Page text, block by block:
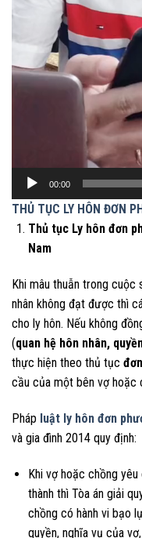
00:00
THỦ TỤC LY HÔN ĐƠN
Thủ tục Ly hôn đơn
Nam
Khi mâu thuẫn trong
nhân không đạt được thì
cho ly hôn. Nếu không
(quan hệ hôn nhân,
thực hiện theo thủ tục
cầu của một bên vợ hoặc
Pháp luật ly hôn đơn
và gia đình 2014 quy định:
Khi vợ hoặc chồng
thành thì Tòa án giải
chồng có hành vi bạo
quyền, nghĩa vụ của